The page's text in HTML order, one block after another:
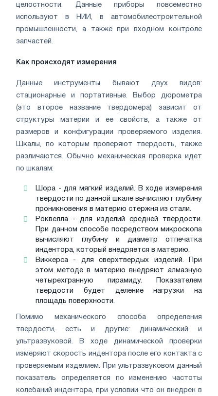
целостности. Данные приборы повсеместно
используют в НИИ, в автомобилестроительной
промышленности, а также при входном контроле
запчастей.
Как происходят измерения
Данные инструменты бывают двух видов:
стационарные и портативные. Выбор дюрометра
(это второе название твердомера) зависит от
структуры материи и ее свойств, а также от
размеров и конфигурации проверяемого изделия.
Шкалы, по которым проверяют твердость, также
различаются. Обычно механическая проверка идет
по шкалам:
Шора - для мягкий изделий. В ходе измерения
твердости по данной шкале вычисляют глубину
проникновения в материю стержня из стали.
Роквелла - для изделий средней твердости.
При данном способе посредством микроскопа
вычисляют глубину и диаметр отпечатка
индентора, который внедряется в материю.
Виккерса - для сверхтвердых изделий. При
этом методе в материю внедряют алмазную
четырехгранную пирамиду. Показателем
твердости будет деление нагрузки на
площадь поверхности.
Помимо механического способа определения
твердости, есть и другие: динамический и
ультразвуковой. В ходе динамической проверки
измеряют скорость индентора после его контакта с
проверяемым изделием. При ультразвуковом данный
показатель определяется по изменению частоты
колебаний индентора, при условии что он внедрен в